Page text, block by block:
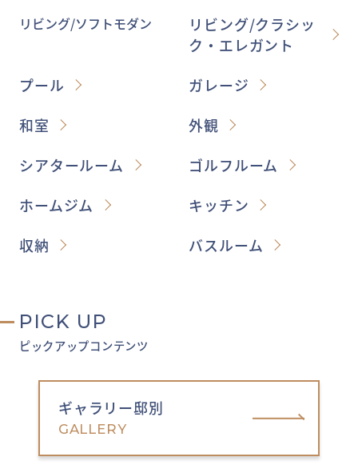
リビング/ソフトモダン
リビング/クラシッ
ク・エレガント
プール
ガレージ
和室
外観
シアタールーム
ゴルフルーム
ホームジム
キッチン
収納
バスルーム
PICK UP
ピックアップコンテンツ
ギャラリー邸別
GALLERY